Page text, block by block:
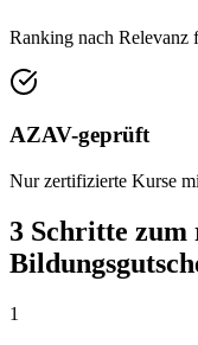
Ranking nach Relevanz
AZAV-geprüft
Nur zertifizierte Kurse
3 Schritte
1